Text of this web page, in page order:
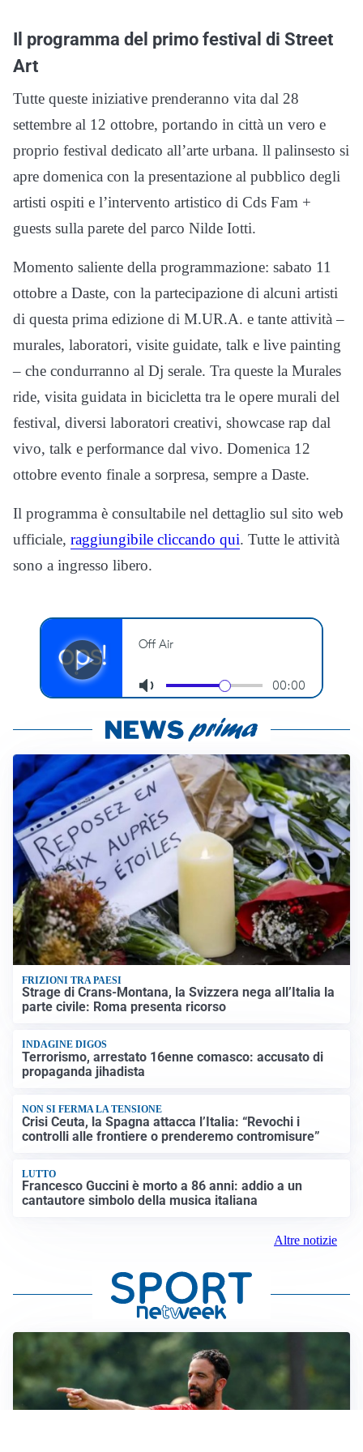
Il programma del primo festival di Street
Art
Tutte queste iniziative prenderanno vita dal 28
settembre al 12 ottobre, portando in città un vero e
proprio festival dedicato all’arte urbana. ll palinsesto si
apre domenica con la presentazione al pubblico degli
artisti ospiti e l’intervento artistico di Cds Fam +
guests sulla parete del parco Nilde Iotti.
Momento saliente della programmazione: sabato 11
ottobre a Daste, con la partecipazione di alcuni artisti
di questa prima edizione di M.UR.A. e tante attività –
murales, laboratori, visite guidate, talk e live painting
– che condurranno al Dj serale. Tra queste la Murales
ride, visita guidata in bicicletta tra le opere murali del
festival, diversi laboratori creativi, showcase rap dal
vivo, talk e performance dal vivo. Domenica 12
ottobre evento finale a sorpresa, sempre a Daste.
Il programma è consultabile nel dettaglio sul sito web
ufficiale, raggiungibile cliccando qui. Tutte le attività
sono a ingresso libero.
FRIZIONI TRA PAESI
Strage di Crans-Montana, la Svizzera nega all’Italia la
parte civile: Roma presenta ricorso
INDAGINE DIGOS
Terrorismo, arrestato 16enne comasco: accusato di
propaganda jihadista
NON SI FERMA LA TENSIONE
Crisi Ceuta, la Spagna attacca l’Italia: “Revochi i
controlli alle frontiere o prenderemo contromisure”
LUTTO
Francesco Guccini è morto a 86 anni: addio a un
cantautore simbolo della musica italiana
Altre notizie